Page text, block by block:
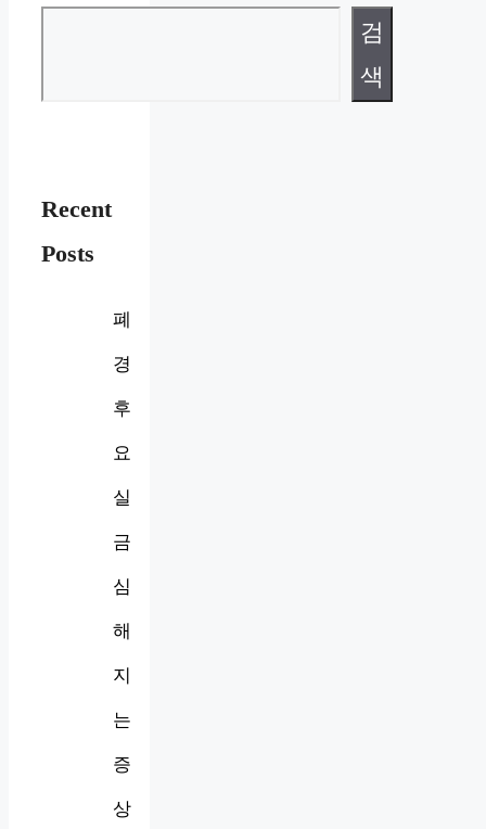
검
색
Recent
Posts
폐
경
후
요
실
금
심
해
지
는
증
상